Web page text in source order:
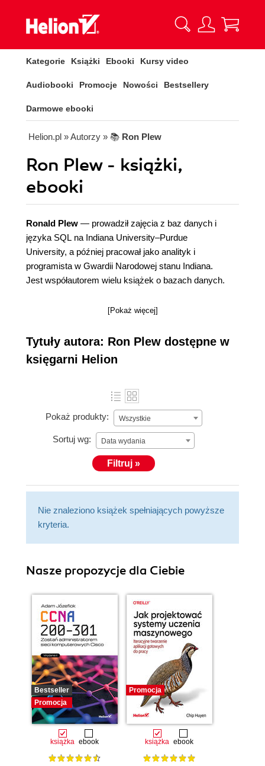
Kategorie Książki Ebooki Kursy video
Audiobooki Promocje Nowości Bestsellery
Darmowe ebooki
Helion.pl » Autorzy » 📚 Ron Plew
Ron Plew - książki,
ebooki
Ronald Plew — prowadził zajęcia z baz danych i
języka SQL na Indiana University–Purdue
University, a później pracował jako analityk i
programista w Gwardii Narodowej stanu Indiana.
Jest współautorem wielu książek o bazach danych.
[Pokaż więcej]
Tytuły autora: Ron Plew dostępne w
księgarni Helion
Pokaż produkty: Wszystkie
Sortuj wg: Data wydania
Filtruj »
Nie znaleziono książek spełniających powyższe
kryteria.
Nasze propozycje dla Ciebie
Bestseller
Promocja
książka ebook
Promocja
książka ebook